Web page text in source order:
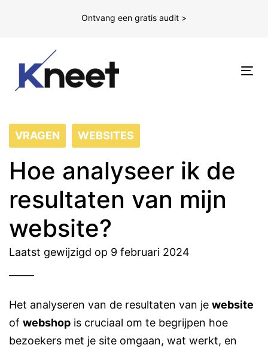
Ontvang een gratis audit >
VRAGEN WEBSITES
Hoe analyseer ik de
resultaten van mijn
website?
Laatst gewijzigd op 9 februari 2024
Het analyseren van de resultaten van je website
of webshop is cruciaal om te begrijpen hoe
bezoekers met je site omgaan, wat werkt, en